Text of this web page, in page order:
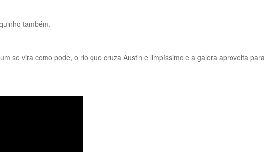
também.
se vira como pode, o rio que cruza Austin e limpíssimo e a galera aproveita para